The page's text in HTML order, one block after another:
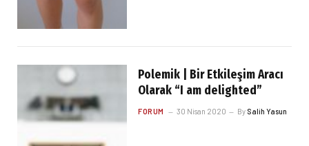
Polemik | Bir Etkileşim Aracı
Olarak “I am delighted”
FORUM 30 Nisan 2020 By Salih Yasun